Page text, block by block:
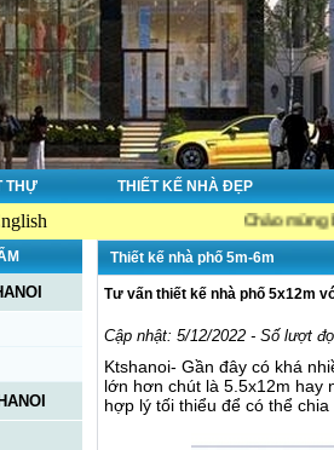
THỰ THIẾT KẾ NHÀ ĐẸP
Chào mừng bạn đến
Thiết kế nhà phố 5m-6m
Tư vấn thiết kế nhà phố 5x12m
Cập nhật: 5/12/2022 - Số lượt
Ktshanoi- Gần đây có khá
lớn hơn chút là 5.5x12m hay
hợp lý tối thiểu để có thể